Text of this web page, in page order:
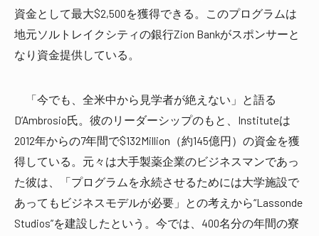
資金として最大$2,500を獲得できる。このプログラムは
地元ソルトレイクシティの銀行Zion Bankがスポンサーと
なり資金提供している。
「今でも、全米中から見学者が絶えない」と語る
D’Ambrosio氏。彼のリーダーシップのもと、Instituteは
2012年からの7年間で$132Million（約145億円）の資金を獲
得している。元々は大手製薬企業のビジネスマンであっ
た彼は、「プログラムを永続させるためには大学施設で
あってもビジネスモデルが必要」との考えから“Lassonde
Studios”を建設したという。今では、400名分の年間の寮